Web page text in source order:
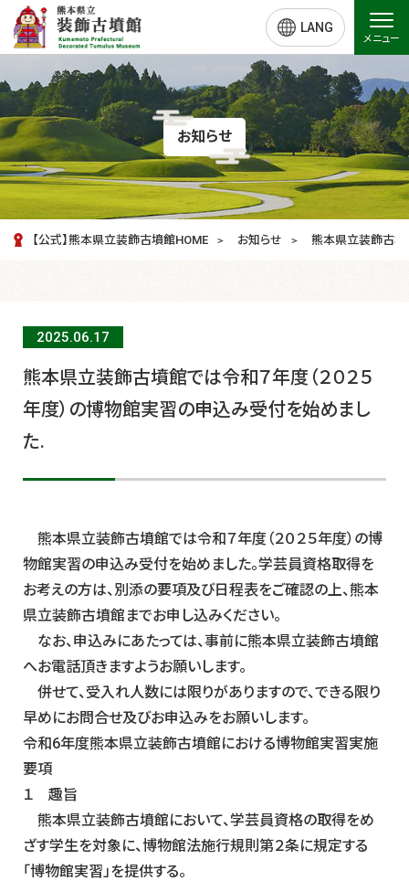
LANG
メニュー
お知らせ
【公式】熊本県立装飾古墳館HOME お知らせ 熊本県立装飾古墳
2025.06.17
熊本県立装飾古墳館では令和７年度（２０２５
年度）の博物館実習の申込み受付を始めまし
た.
熊本県立装飾古墳館では令和７年度（２０２５年度）の博
物館実習の申込み受付を始めました。学芸員資格取得を
お考えの方は、別添の要項及び日程表をご確認の上、熊本
県立装飾古墳館までお申し込みください。
なお、申込みにあたっては、事前に熊本県立装飾古墳館
へお電話頂きますようお願いします。
併せて、受入れ人数には限りがありますので、できる限り
早めにお問合せ及びお申込みをお願いします。
令和6年度熊本県立装飾古墳館における博物館実習実施
要項
１ 趣旨
熊本県立装飾古墳館において、学芸員資格の取得をめ
ざす学生を対象に、博物館法施行規則第２条に規定する
「博物館実習」を提供する。